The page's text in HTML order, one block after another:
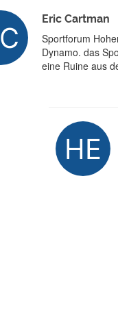
Eric Cartman
Sportforum
Dynamo. das
eine Ruine aus